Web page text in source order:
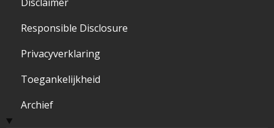
Responsible Disclosure
Privacyverklaring
Toegankelijkheid
Archief